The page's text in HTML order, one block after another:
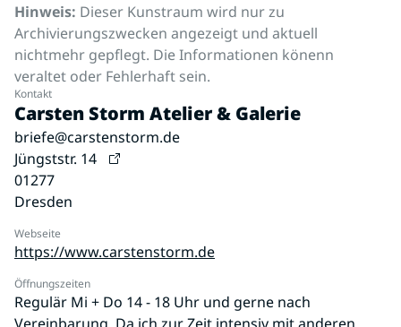
Hinweis: Dieser Kunstraum wird nur zu
Archivierungszwecken angezeigt und aktuell
nichtmehr gepflegt. Die Informationen könenn
veraltet oder Fehlerhaft sein.
Kontakt
Carsten Storm Atelier & Galerie
briefe@carstenstorm.de
Jüngststr. 14
01277
Dresden
Webseite
https://www.carstenstorm.de
Öffnungszeiten
Regulär Mi + Do 14 - 18 Uhr und gerne nach